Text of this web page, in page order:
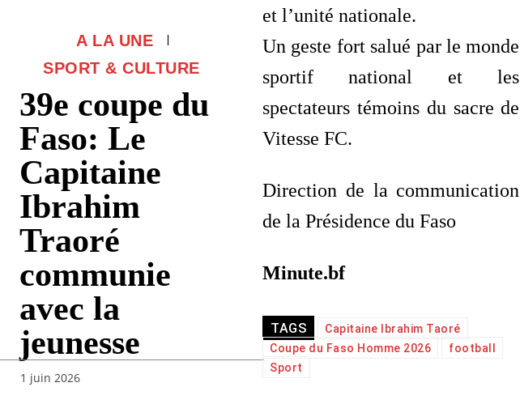
A LA UNE
SPORT & CULTURE
39e coupe du
Faso: Le
Capitaine
Ibrahim
Traoré
communie
avec la
jeunesse
1 juin 2026
et l’unité nationale.
Un geste fort salué par le monde
sportif national et les
spectateurs témoins du sacre de
Vitesse FC.
Direction de la communication
de la Présidence du Faso
Minute.bf
TAGS
Capitaine Ibrahim Taoré
Coupe du Faso Homme 2026
football
Sport